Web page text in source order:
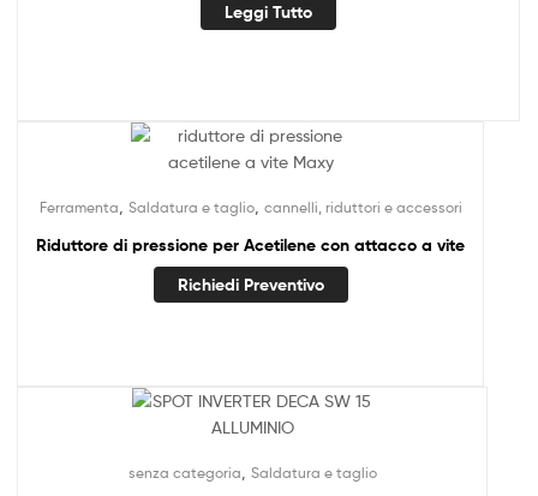
Leggi Tutto
Ferramenta Saldatura e taglio, cannelli, riduttori e accessori
Riduttore di pressione per Acetilene con attacco a vite
Richiedi Preventivo
senza categoria Saldatura e taglio